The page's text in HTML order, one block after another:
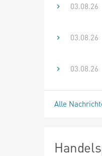
03.08.26
03.08.26
03.08.26
Alle